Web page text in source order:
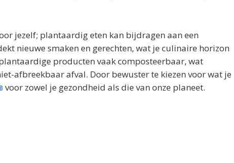
jezelf; plantaardig eten kan bijdragen aan een
nieuwe smaken en gerechten, wat je culinaire horizon
producten vaak composteerbaar, wat
afbreekbaar afval. Door bewuster te kiezen voor wat je
voor zowel je gezondheid als die van onze planeet.